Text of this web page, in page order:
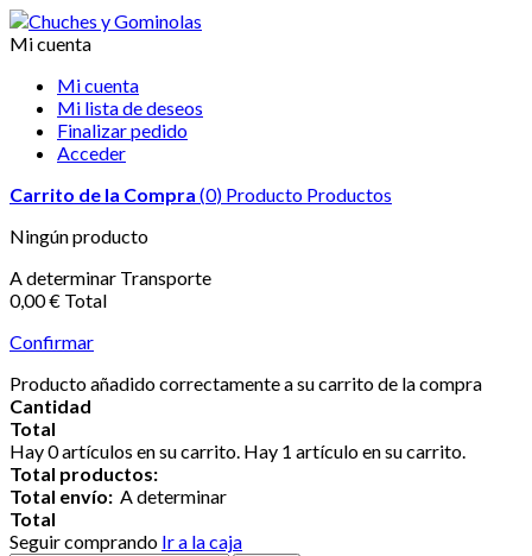
Mi cuenta
Mi cuenta
Mi lista de deseos
Finalizar pedido
Acceder
Carrito de la Compra (0) Producto Productos
Ningún producto
A determinar Transporte
0,00 € Total
Confirmar
Producto añadido correctamente a su carrito de la compra
Cantidad
Total
Hay0artículos en su carrito. Hay 1 artículo en su carrito.
Total productos:
Total envío: A determinar
Total
Seguir comprando Ir a la caja